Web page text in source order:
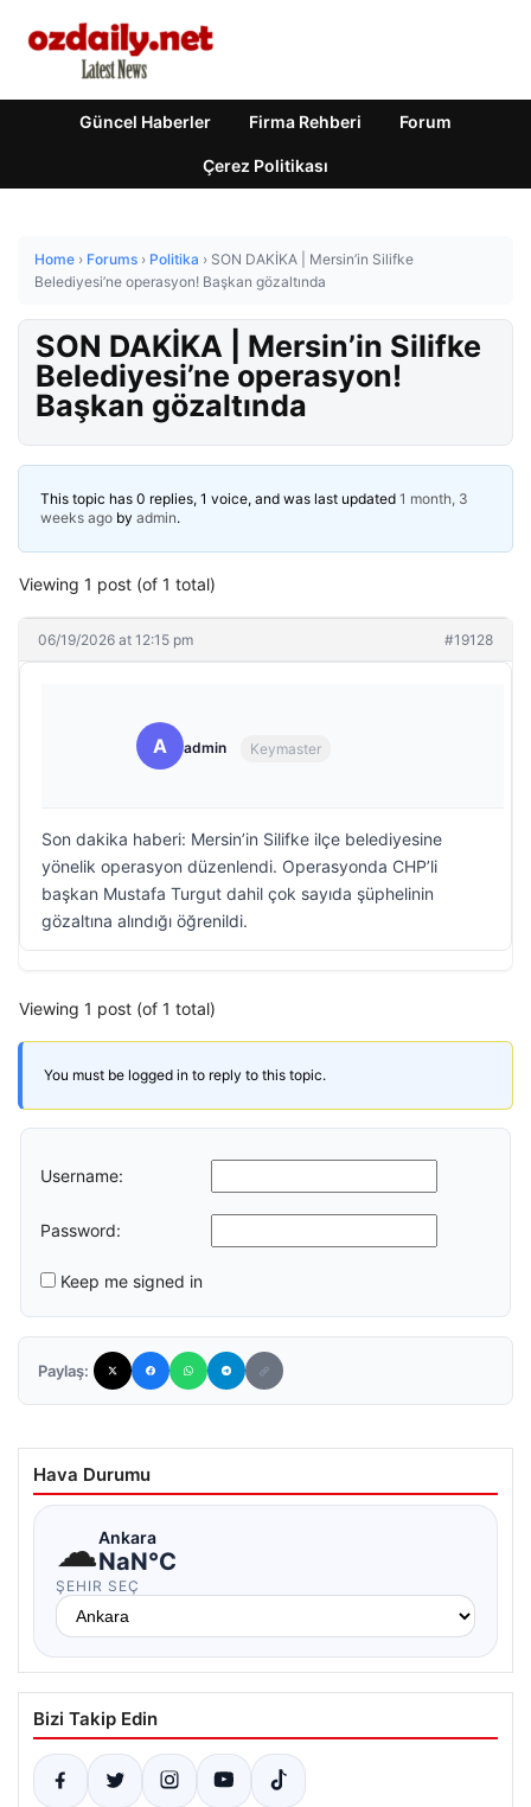
Güncel Haberler Firma Rehberi Forum
Çerez Politikası
Home › Forums › Politika › SON DAKİKA | Mersin’in Silifke
Belediyesi’ne operasyon! Başkan gözaltında
SON DAKİKA | Mersin’in Silifke
Belediyesi’ne operasyon!
Başkan gözaltında
This topic has 0 replies, 1 voice, and was last updated 1 month, 3
weeks ago by admin.
Viewing 1 post (of 1 total)
06/19/2026 at 12:15 pm #19128
A admin Keymaster
Son dakika haberi: Mersin’in Silifke ilçe belediyesine
yönelik operasyon düzenlendi. Operasyonda CHP’li
başkan Mustafa Turgut dahil çok sayıda şüphelinin
gözaltına alındığı öğrenildi.
Viewing 1 post (of 1 total)
You must be logged in to reply to this topic.
Username:
Password:
Keep me signed in
Paylaş:
Hava Durumu
☁Ankara
NaN°C
ŞEHIR SEÇ
Bizi Takip Edin